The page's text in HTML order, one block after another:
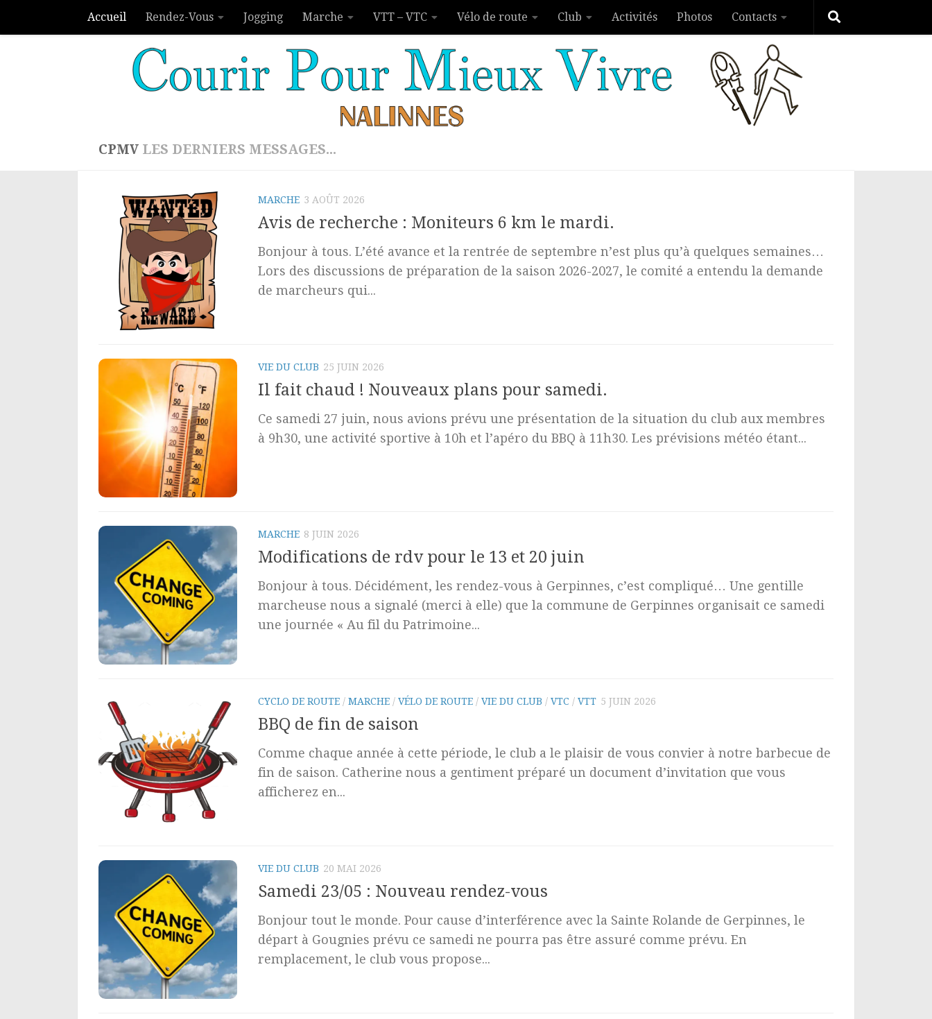
Skip to contentAccueil Rendez-Vous Jogging Marche VTT – VTC Vélo de route Club Activités Photos Contacts
CPMV LES DERNIERS MESSAGES...
MARCHE 3 AOÛT 2026
Avis de recherche : Moniteurs 6 km le mardi.
Bonjour à tous. L’été avance et la rentrée de septembre n’est plus qu’à quelques semaines…
Lors des discussions de préparation de la saison 2026-2027, le comité a entendu la demande
de marcheurs qui...
VIE DU CLUB 25 JUIN 2026
Il fait chaud ! Nouveaux plans pour samedi.
Ce samedi 27 juin, nous avions prévu une présentation de la situation du club aux membres
à 9h30, une activité sportive à 10h et l’apéro du BBQ à 11h30. Les prévisions météo étant...
MARCHE 8 JUIN 2026
Modifications de rdv pour le 13 et 20 juin
Bonjour à tous. Décidément, les rendez-vous à Gerpinnes, c’est compliqué… Une gentille
marcheuse nous a signalé (merci à elle) que la commune de Gerpinnes organisait ce samedi
une journée « Au fil du Patrimoine...
CYCLO DE ROUTE / MARCHE / VÉLO DE ROUTE / VIE DU CLUB / VTC / VTT 5 JUIN 2026
BBQ de fin de saison
Comme chaque année à cette période, le club a le plaisir de vous convier à notre barbecue de
fin de saison. Catherine nous a gentiment préparé un document d’invitation que vous
afficherez en...
VIE DU CLUB 20 MAI 2026
Samedi 23/05 : Nouveau rendez-vous
Bonjour tout le monde. Pour cause d’interférence avec la Sainte Rolande de Gerpinnes, le
départ à Gougnies prévu ce samedi ne pourra pas être assuré comme prévu. En
remplacement, le club vous propose...